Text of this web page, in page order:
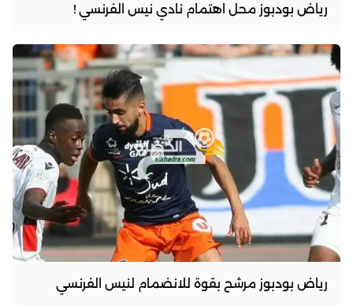
رياض بودبوز محل اهتمام نادي نيس الفرنسي !
رياض بودبوز مرشح بقوة للانضمام لنيس الفرنسي